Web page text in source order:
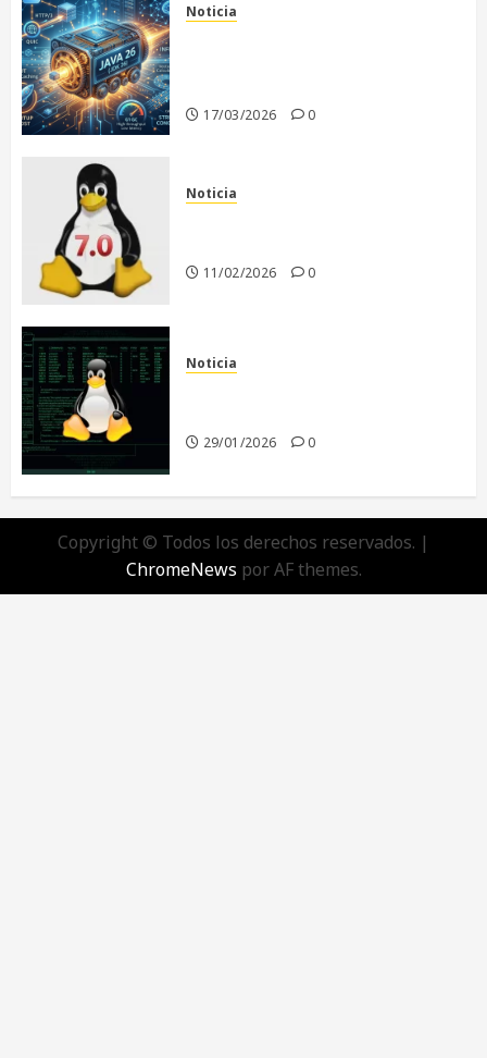
Noticia
17/03/2026 0
Noticia
11/02/2026 0
Noticia
29/01/2026 0
Copyright © Todos los derechos reservados. |
ChromeNews por AF themes.